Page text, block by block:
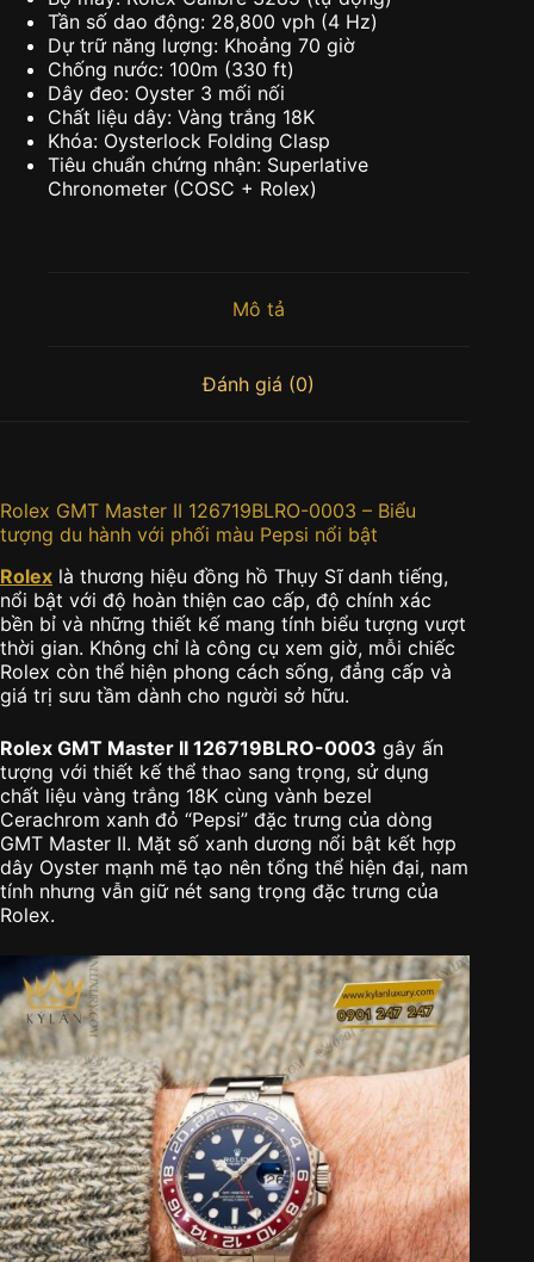
Tần số dao động: 28,800 vph (4 Hz)
Dự trữ năng lượng: Khoảng 70 giờ
Chống nước: 100m (330 ft)
Dây đeo: Oyster 3 mối nối
Chất liệu dây: Vàng trắng 18K
Khóa: Oysterlock Folding Clasp
Tiêu chuẩn chứng nhận: Superlative
Chronometer (COSC + Rolex)
Mô tả
Đánh giá (0)
Rolex GMT Master II 126719BLRO-0003 – Biểu
tượng du hành với phối màu Pepsi nổi bật
Rolex là thương hiệu đồng hồ Thụy Sĩ danh tiếng,
nổi bật với độ hoàn thiện cao cấp, độ chính xác
bền bỉ và những thiết kế mang tính biểu tượng vượt
thời gian. Không chỉ là công cụ xem giờ, mỗi chiếc
Rolex còn thể hiện phong cách sống, đẳng cấp và
giá trị sưu tầm dành cho người sở hữu.
Rolex GMT Master II 126719BLRO-0003 gây ấn
tượng với thiết kế thể thao sang trọng, sử dụng
chất liệu vàng trắng 18K cùng vành bezel
Cerachrom xanh đỏ “Pepsi” đặc trưng của dòng
GMT Master II. Mặt số xanh dương nổi bật kết hợp
dây Oyster mạnh mẽ tạo nên tổng thể hiện đại, nam
tính nhưng vẫn giữ nét sang trọng đặc trưng của
Rolex.